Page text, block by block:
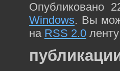
Опубликовано
Windows. Вы
на RSS 2.0